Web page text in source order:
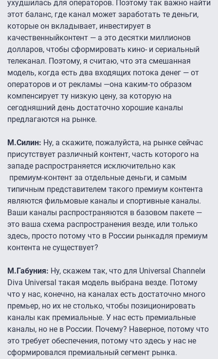
ухудшилась для операторов. Поэтому так важно найти
этот баланс, где канал может заработать те деньги,
которые он вкладывает, инвестирует в
качественныйконтент — а это десятки миллионов
долларов, чтобы сформировать кино- и сериальный
телеканал. Поэтому, я считаю, что эта смешанная
модель, когда есть два входящих потока денег — от
операторов и от рекламы —она каким-то образом
компенсирует ту низкую цену, за которую на
сегодняшний день достаточно хорошие каналы
предлагаются на рынке.
М.Силин: Ну, а скажите, пожалуйста, на рынке сейчас
присутствует различный контент, часть которого на
западе распространяется исключительно как
премиум-контент за отдельные деньги, и самым
типичным представителем такого премиум контента
являются фильмовые каналы и спортивные каналы.
Ваши каналы распространяются в базовом пакете —
это ваша схема распространения везде, или только
здесь, просто потому что в России рынкадля премиум
контента не существует?
М.Габуния: Ну, скажем так, что для Universal Channelи
Diva Universal такая модель выбрана везде. Потому
что у нас, конечно, на каналах есть достаточно много
премьер, но их не столько, чтобы позиционировать
каналы как премиальные. У нас есть премиальные
каналы, но не в России. Почему? Наверное, потому что
это требует обеспечения, потому что здесь у нас не
сформировался премиальный сегмент рынка.